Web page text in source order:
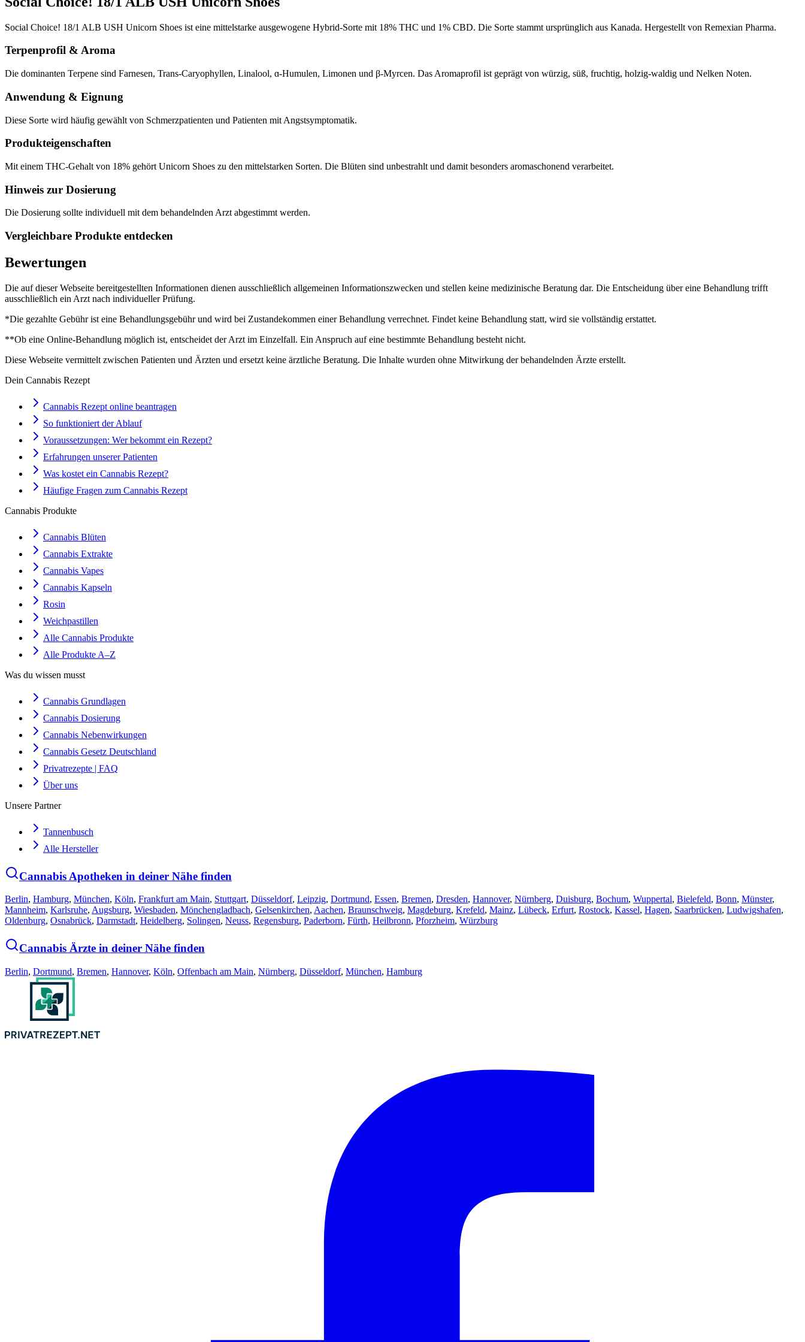
Social Choice! 18/1 ALB USH Unicorn Shoes ist eine mittelstarke ausgewogene Hybrid-Sorte mit 18% THC und 1% CBD. Die Sorte stammt ursprünglich aus Kanada. Hergestellt von Remexian Pharma.
Terpenprofil & Aroma
Die dominanten Terpene sind Farnesen, Trans-Caryophyllen, Linalool, ɑ-Humulen, Limonen und β-Myrcen. Das Aromaprofil ist geprägt von würzig, süß, fruchtig, holzig-waldig und Nelken Noten.
Anwendung & Eignung
Diese Sorte wird häufig gewählt von Schmerzpatienten und Patienten mit Angstsymptomatik.
Produkteigenschaften
Mit einem THC-Gehalt von 18% gehört Unicorn Shoes zu den mittelstarken Sorten. Die Blüten sind unbestrahlt und damit besonders aromaschonend verarbeitet.
Hinweis zur Dosierung
Die Dosierung sollte individuell mit dem behandelnden Arzt abgestimmt werden.
Vergleichbare Produkte entdecken
Bewertungen
Die auf dieser Webseite bereitgestellten Informationen dienen ausschließlich allgemeinen Informationszwecken und stellen keine medizinische Beratung dar. Die Entscheidung über eine Behandlung trifft
ausschließlich ein Arzt nach individueller Prüfung.
*Die gezahlte Gebühr ist eine Behandlungsgebühr und wird bei Zustandekommen einer Behandlung verrechnet. Findet keine Behandlung statt, wird sie vollständig erstattet.
**Ob eine Online-Behandlung möglich ist, entscheidet der Arzt im Einzelfall. Ein Anspruch auf eine bestimmte Behandlung besteht nicht.
Diese Webseite vermittelt zwischen Patienten und Ärzten und ersetzt keine ärztliche Beratung. Die Inhalte wurden ohne Mitwirkung der behandelnden Ärzte erstellt.
Dein Cannabis Rezept
Cannabis Rezept online beantragen
So funktioniert der Ablauf
Voraussetzungen: Wer bekommt ein Rezept?
Erfahrungen unserer Patienten
Was kostet ein Cannabis Rezept?
Häufige Fragen zum Cannabis Rezept
Cannabis Produkte
Cannabis Blüten
Cannabis Extrakte
Cannabis Vapes
Cannabis Kapseln
Rosin
Weichpastillen
Alle Cannabis Produkte
Alle Produkte A–Z
Was du wissen musst
Cannabis Grundlagen
Cannabis Dosierung
Cannabis Nebenwirkungen
Cannabis Gesetz Deutschland
Privatrezepte | FAQ
Über uns
Unsere Partner
Tannenbusch
Alle Hersteller
Cannabis Apotheken in deiner Nähe finden
Berlin, Hamburg, München, Köln, Frankfurt am Main, Stuttgart, Düsseldorf, Leipzig, Dortmund, Essen, Bremen, Dresden, Hannover, Nürnberg, Duisburg, Bochum, Wuppertal, Bielefeld, Bonn, Münster,
Mannheim, Karlsruhe, Augsburg, Wiesbaden, Mönchengladbach, Gelsenkirchen, Aachen, Braunschweig, Magdeburg, Krefeld, Mainz, Lübeck, Erfurt, Rostock, Kassel, Hagen, Saarbrücken, Ludwigshafen,
Oldenburg, Osnabrück, Darmstadt, Heidelberg, Solingen, Neuss, Regensburg, Paderborn, Fürth, Heilbronn, Pforzheim, Würzburg
Cannabis Ärzte in deiner Nähe finden
Berlin, Dortmund, Bremen, Hannover, Köln, Offenbach am Main, Nürnberg, Düsseldorf, München, Hamburg